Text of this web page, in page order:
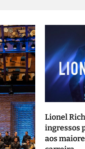
Lionel
ingressos
aos